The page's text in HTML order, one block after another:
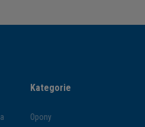
Kategorie
Opony